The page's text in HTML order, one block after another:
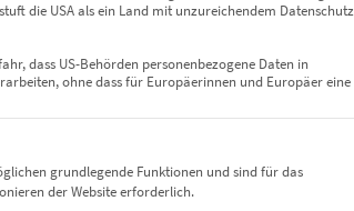
EZ00470 The Platanus Watch
Enthält 19% Mwst.
zzgl.Versand
die USA als ein Land mit unzureichendem
dass US-Behörden personenbezogene Daten in
ohne dass für Europäerinnen und Europäer eine
Gruppen, für die eine Einwilligung
grundlegende Funktionen und sind für das
der Website erforderlich.